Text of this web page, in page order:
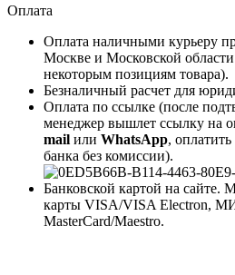
Оплата
Оплата наличными курьеру
Москве и Московской
некоторым позициям товара).
Безналичный расчет для
Оплата по ссылке (после
менеджер вышлет ссылку на
mail или WhatsApp,
банка без комиссии).
Банковской картой на
карты VISA/VISA Electron,
MasterCard/Maestro.